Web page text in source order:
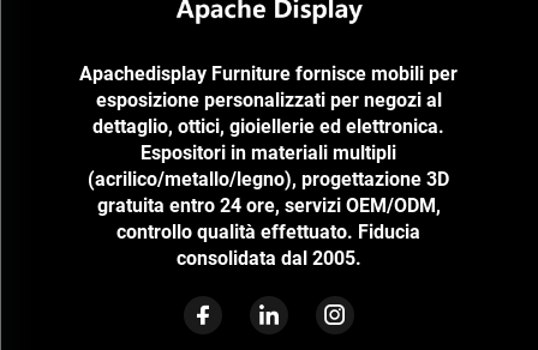
Apachedisplay Furniture fornisce mobili per
esposizione personalizzati per negozi al
dettaglio, ottici, gioiellerie ed elettronica.
Espositori in materiali multipli
(acrilico/metallo/legno), progettazione 3D
gratuita entro 24 ore, servizi OEM/ODM,
controllo qualità effettuato. Fiducia
consolidata dal 2005.